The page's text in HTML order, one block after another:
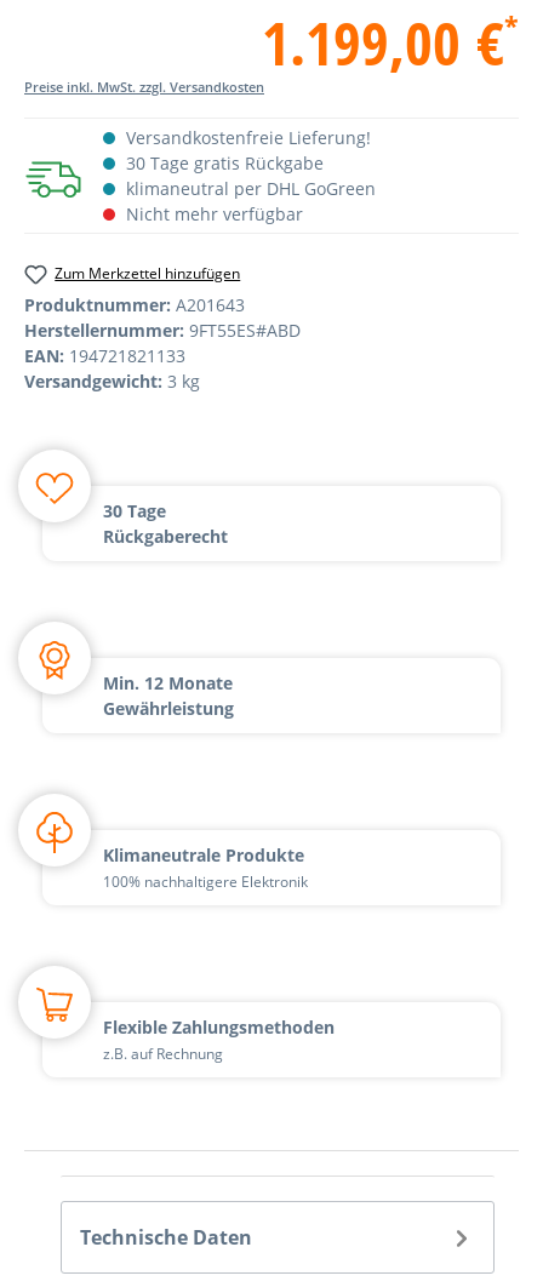
1.199,00 €*
Preise inkl. MwSt. zzgl. Versandkosten
Versandkostenfreie Lieferung!
30 Tage gratis Rückgabe
klimaneutral per DHL GoGreen
Nicht mehr verfügbar
Zum Merkzettel hinzufügen
Produktnummer: A201643
Herstellernummer: 9FT55ES#ABD
EAN: 194721821133
Versandgewicht: 3 kg
30 Tage
Rückgaberecht
Min. 12 Monate
Gewährleistung
Klimaneutrale Produkte
100% nachhaltigere Elektronik
Flexible Zahlungsmethoden
z.B. auf Rechnung
Technische Daten